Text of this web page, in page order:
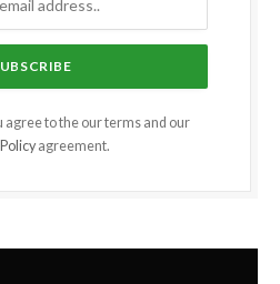
agree to the our terms and our
agreement.